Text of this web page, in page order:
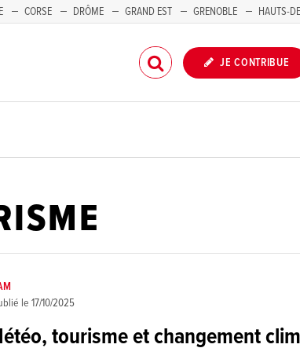
CORSE DRÔME GRAND EST GRENOBLE HAUTS-
JE CONTRIBUE
le17/10/2025
tourisme et changement